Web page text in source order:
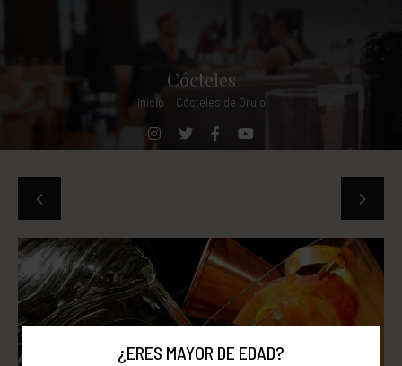
Cócteles
Inicio Cócteles de Orujo
¿ERES MAYOR DE EDAD?